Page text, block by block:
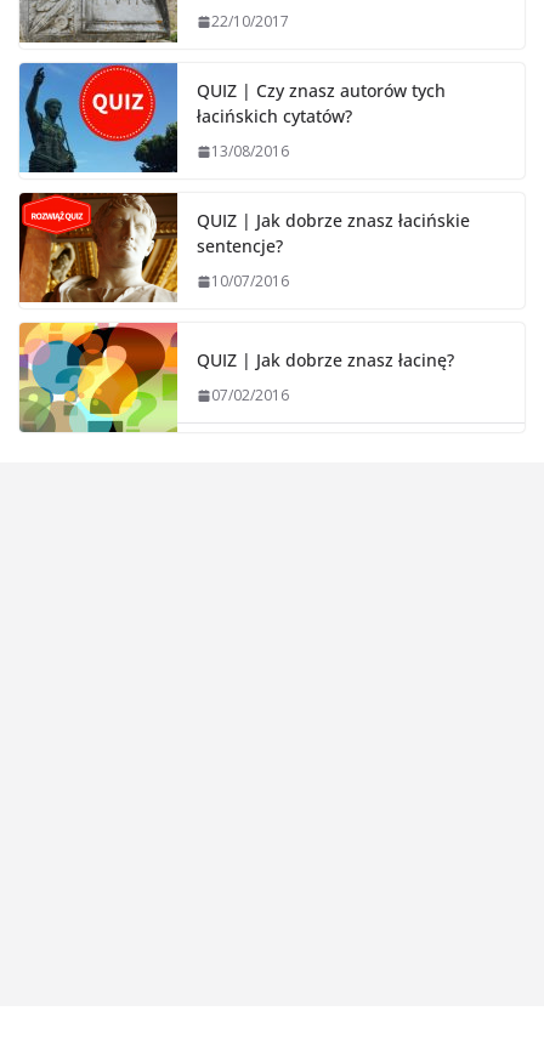
22/10/2017
QUIZ | Czy znasz autorów tych
łacińskich cytatów?
13/08/2016
QUIZ | Jak dobrze znasz łacińskie
sentencje?
10/07/2016
QUIZ | Jak dobrze znasz łacinę?
07/02/2016